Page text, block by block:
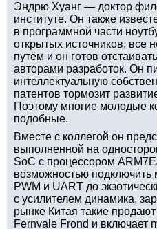
Эндрю Хуанг — доктор
институте. Он также
в программной части
открытых источников,
путём и он готов
авторами разработок. Он
интеллектуальную
патентов тормозит
Поэтому многие молодые
подобные.
Вместе с коллегой он
выполненной на
SoC с процессором
возможностью
PWM и UART до
с усилителем динамика,
рынке Китая такие
Fernvale Frond и включает